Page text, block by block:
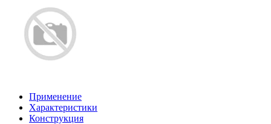
Применение
Характеристики
Конструкция